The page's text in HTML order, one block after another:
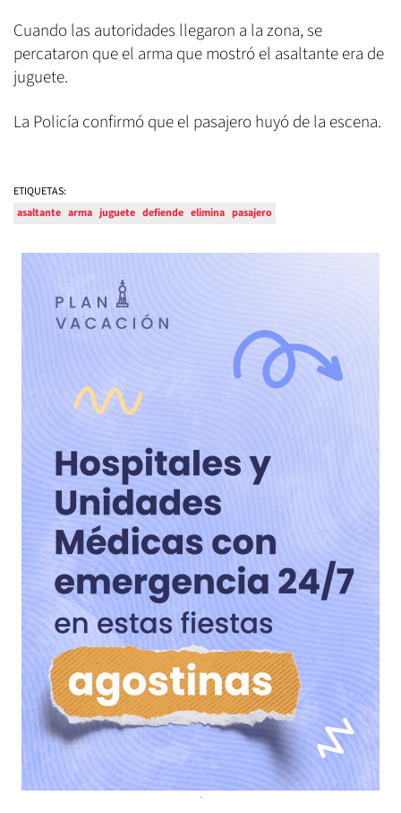
Cuando las autoridades llegaron a la zona, se
percataron que el arma que mostró el asaltante era de
juguete.
La Policía confirmó que el pasajero huyó de la escena.
ETIQUETAS:
asaltante arma juguete defiende elimina pasajero